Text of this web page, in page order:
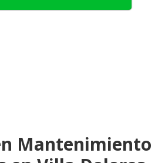
Mantenimiento